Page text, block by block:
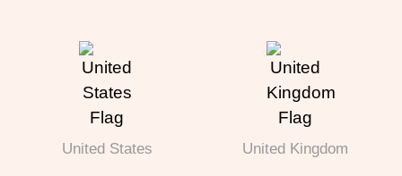
United States United Kingdom